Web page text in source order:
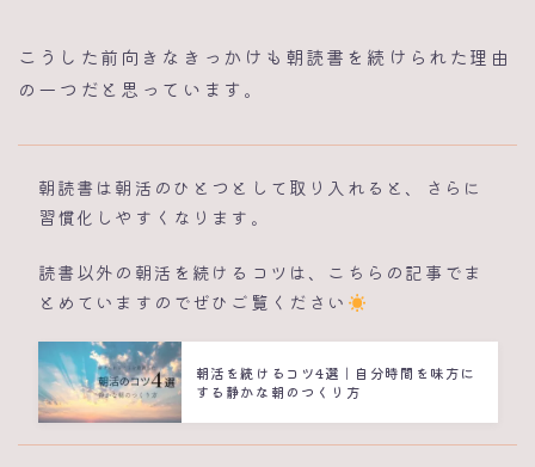
こうした前向きなきっかけも朝読書を続けられた理由
の一つだと思っています。
朝読書は朝活のひとつとして取り入れると、さらに
習慣化しやすくなります。
読書以外の朝活を続けるコツは、こちらの記事でま
とめていますのでぜひご覧ください
朝活を続けるコツ4選｜自分時間を味方に
する静かな朝のつくり方